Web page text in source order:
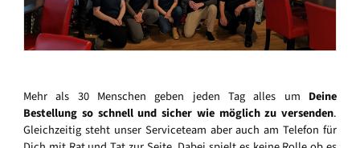
Mehr als 30 Menschen geben jeden Tag alles um Deine
Bestellung so schnell und sicher wie möglich zu versenden.
Gleichzeitig steht unser Serviceteam aber auch am Telefon für